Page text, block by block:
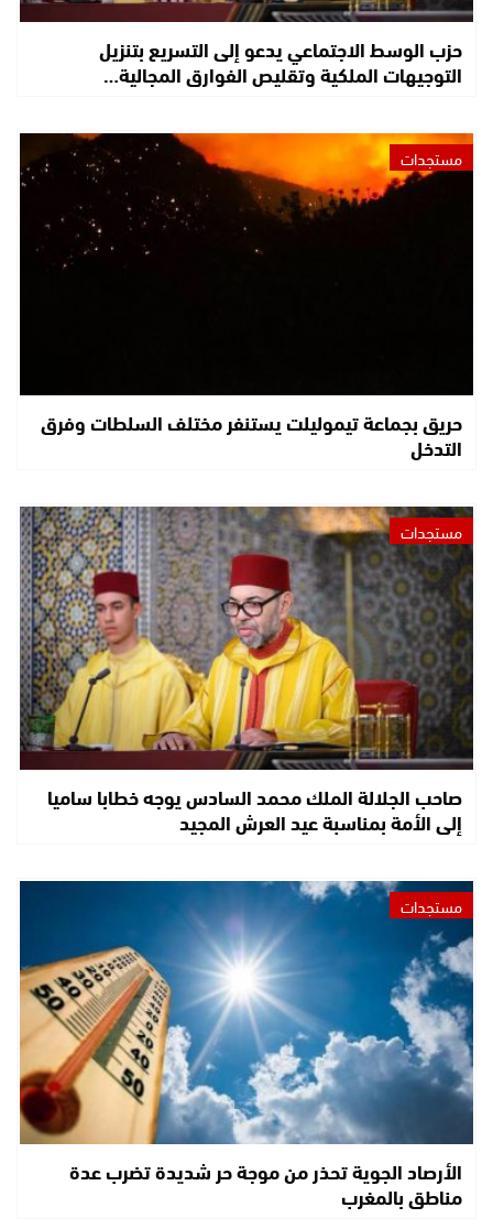
حزب الوسط الاجتماعي يدعو إلى التسريع بتنزيل
التوجيهات الملكية وتقليص الفوارق المجالية…
مستجدات
حريق بجماعة تيموليلت يستنفر مختلف السلطات وفرق
التدخل
مستجدات
صاحب الجلالة الملك محمد السادس يوجه خطابا ساميا
إلى الأمة بمناسبة عيد العرش المجيد
مستجدات
الأرصاد الجوية تحذر من موجة حر شديدة تضرب عدة
مناطق بالمغرب